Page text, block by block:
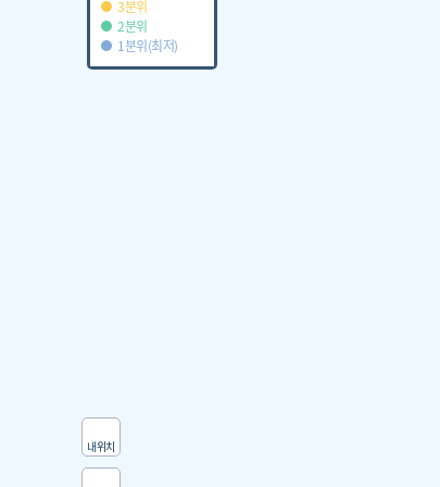
3분위
2분위
1분위(최저)
내위치